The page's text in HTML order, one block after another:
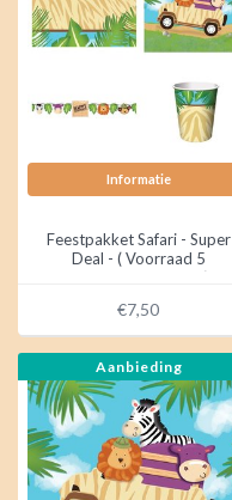
Informatie
Feestpakket Safari - Super
Deal - ( Voorraad 5
pakketten OP = OP)
€7,50
Aanbieding